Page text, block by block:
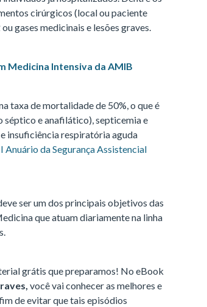
cirúrgicos (local ou paciente
gases medicinais e lesões graves.
Medicina Intensiva da AMIB
taxa de mortalidade de 50%, o que é
séptico e anafilático), septicemia e
insuficiência respiratória aguda
Anuário da Segurança Assistencial
ser um dos principais objetivos das
que atuam diariamente na linha
grátis que preparamos! No eBook
você vai conhecer as melhores e
de evitar que tais episódios